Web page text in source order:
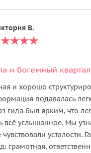
В.
и богемный
и хорошо
подавалась
гида был ярким, что
всё услышанное. Мы
усталости.
грамотная,